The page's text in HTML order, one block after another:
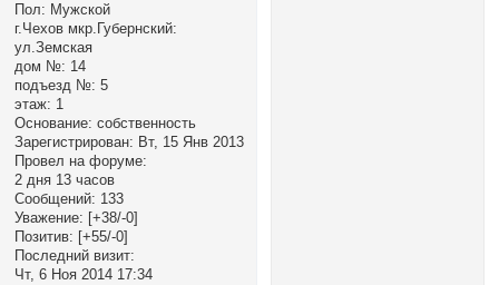
Пол: Мужской
г.Чехов мкр.Губернский:
ул.Земская
дом №: 14
подъезд №: 5
этаж: 1
Основание: собственность
Зарегистрирован: Вт, 15 Янв 2013
Провел на форуме:
2 дня 13 часов
Сообщений: 133
Уважение: [+38/-0]
Позитив: [+55/-0]
Последний визит:
Чт, 6 Ноя 2014 17:34